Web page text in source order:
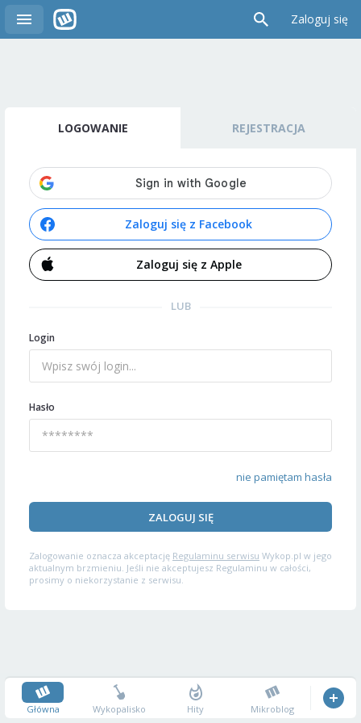
Zaloguj się
LOGOWANIE REJESTRACJA
Zaloguj się z Facebook
Zaloguj się z Apple
LUB
Login
Hasło
nie pamiętam hasła
ZALOGUJ SIĘ
Zalogowanie oznacza akceptację Regulaminu serwisu Wykop.pl w jego
aktualnym brzmieniu. Jeśli nie akceptujesz Regulaminu w całości,
prosimy o niekorzystanie z serwisu.
Główna Wykopalisko Hity Mikroblog